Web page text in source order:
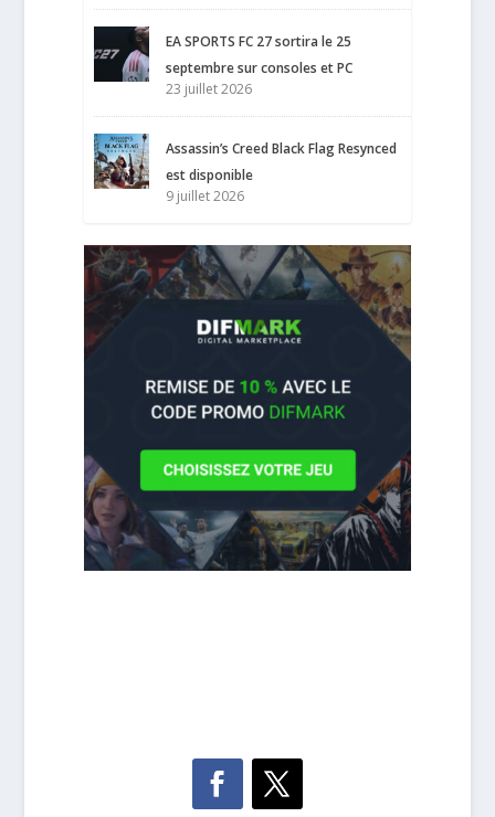
EA SPORTS FC 27 sortira le 25
septembre sur consoles et PC
23 juillet 2026
Assassin’s Creed Black Flag Resynced
est disponible
9 juillet 2026